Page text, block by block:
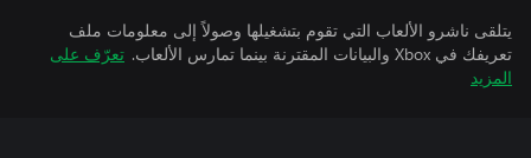
يتلقى ناشرو الألعاب التي تقوم بتشغيلها وصولاً إلى معلومات ملف
تعريفك في Xbox والبيانات المقترنة بينما تمارس الألعاب.
تعرّف على
المزيد